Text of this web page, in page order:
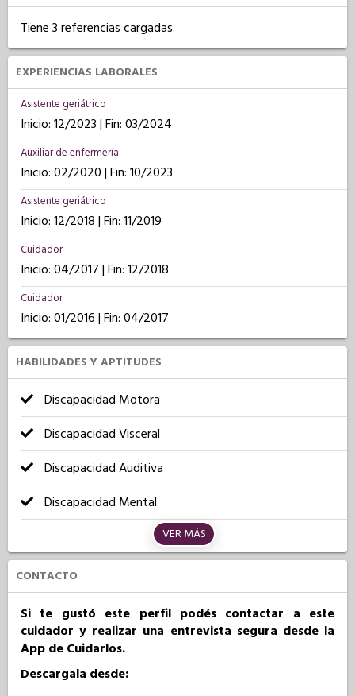
Tiene 3 referencias cargadas.
EXPERIENCIAS LABORALES
Asistente geriátrico
Inicio: 12/2023 | Fin: 03/2024
Auxiliar de enfermería
Inicio: 02/2020 | Fin: 10/2023
Asistente geriátrico
Inicio: 12/2018 | Fin: 11/2019
Cuidador
Inicio: 04/2017 | Fin: 12/2018
Cuidador
Inicio: 01/2016 | Fin: 04/2017
HABILIDADES Y APTITUDES
Discapacidad Motora
Discapacidad Visceral
Discapacidad Auditiva
Discapacidad Mental
VER MÁS
CONTACTO
Si te gustó este perfil podés contactar a este
cuidador y realizar una entrevista segura desde la
App de Cuidarlos.
Descargala desde: